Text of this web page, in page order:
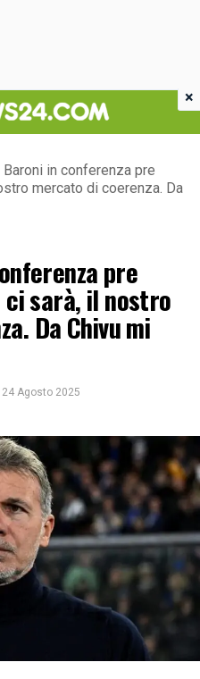
Baroni in conferenza pre
mercato di coerenza. Da
pre
sarà, il nostro
Da Chivu mi
24 Agosto 2025
×